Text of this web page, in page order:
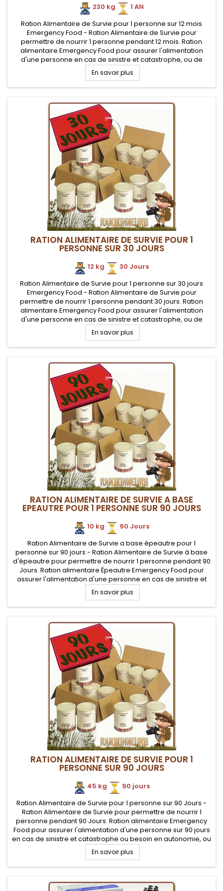
230 kg
1 AN
Ration Alimentaire de Survie pour 1 personne sur 12 mois
Emergency Food - Ration Alimentaire de Survie pour
permettre de nourrir 1 personne pendant 12 mois. Ration
alimentaire Emergency Food pour assurer l'alimentation
d'une personne en cas de sinistre et catastrophe, ou de
besoin de longue autonomie.
En savoir plus
RATION ALIMENTAIRE DE SURVIE POUR 1
PERSONNE SUR 30 JOURS
12 kg
30 Jours
Ration Alimentaire de Survie pour 1 personne sur 30 jours
Emergency Food - Ration Alimentaire de Survie pour
permettre de nourrir 1 personne pendant 30 jours. Ration
alimentaire Emergency Food pour assurer l'alimentation
d'une personne en cas de sinistre et catastrophe, ou de
besoin de longue autonomie.
En savoir plus
RATION ALIMENTAIRE DE SURVIE A BASE
EPEAUTRE POUR 1 PERSONNE SUR 90 JOURS
10 kg
90 Jours
Ration Alimentaire de Survie a base épeautre pour 1
personne sur 90 jours - Ration Alimentaire de Survie à base
d'épeautre pour permettre de nourrir 1 personne pendant 90
Jours. Ration alimentaire Épeautre Emergency Food pour
assurer l'alimentation d'une personne en cas de sinistre et
catastrophe, ou de besoin de longue autonomie.
En savoir plus
RATION ALIMENTAIRE DE SURVIE POUR 1
PERSONNE SUR 90 JOURS
45 kg
90 jours
Ration Alimentaire de Survie pour 1 personne sur 90 Jours -
Ration Alimentaire de Survie pour permettre de nourrir 1
personne pendant 90 Jours. Ration alimentaire Emergency
Food pour assurer l'alimentation d'une personne sur 90 jours
en cas de sinistre et catastrophe ou besoin en autonomie, ou
de besoin de longue autonomie.
En savoir plus